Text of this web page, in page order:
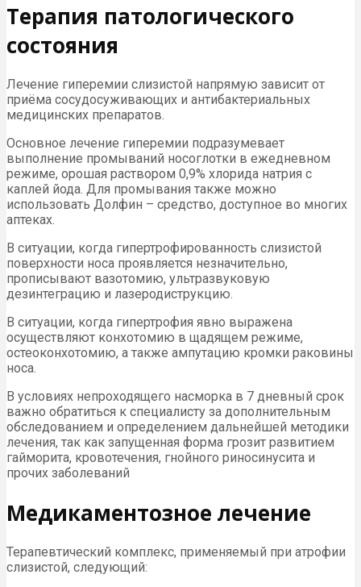
Терапия патологического
состояния
Лечение гиперемии слизистой напрямую зависит от
приёма сосудосуживающих и антибактериальных
медицинских препаратов.
Основное лечение гиперемии подразумевает
выполнение промываний носоглотки в ежедневном
режиме, орошая раствором 0,9% хлорида натрия с
каплей йода. Для промывания также можно
использовать Долфин – средство, доступное во многих
аптеках.
В ситуации, когда гипертрофированность слизистой
поверхности носа проявляется незначительно,
прописывают вазотомию, ультразвуковую
дезинтеграцию и лазеродиструкцию.
В ситуации, когда гипертрофия явно выражена
осуществляют конхотомию в щадящем режиме,
остеоконхотомию, а также ампутацию кромки раковины
носа.
В условиях непроходящего насморка в 7 дневный срок
важно обратиться к специалисту за дополнительным
обследованием и определением дальнейшей методики
лечения, так как запущенная форма грозит развитием
гайморита, кровотечения, гнойного риносинусита и
прочих заболеваний
Медикаментозное лечение
Терапевтический комплекс, применяемый при атрофии
слизистой, следующий: